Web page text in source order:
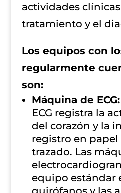
actividades
tratamiento y el
Los equipos con
regularmente
son:
Máquina de ECG:
ECG registra la
del corazón y la
registro en
trazado. Las
equipo estándar